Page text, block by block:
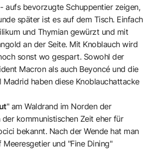
aufs bevorzugte Schuppentier zeigen,
später ist es auf dem Tisch. Einfach
und Thymian gewürzt und mit
an der Seite. Mit Knoblauch wird
sonst wo gespart. Sowohl der
Macron als auch Beyoncé und die
Madrid haben diese Knoblauchattacke
" am Waldrand im Norden der
kommunistischen Zeit eher für
bekannt. Nach der Wende hat man
Meeresgetier und "Fine Dining"